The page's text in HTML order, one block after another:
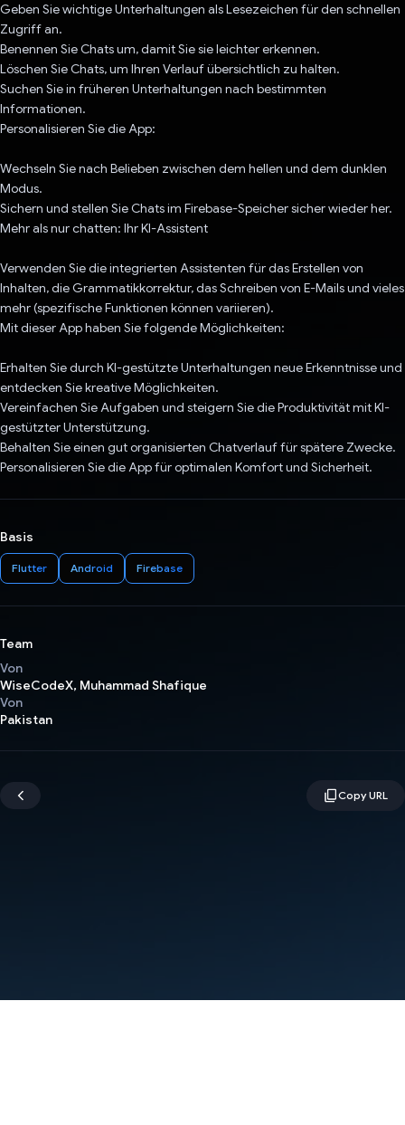
Geben Sie wichtige Unterhaltungen als Lesezeichen für den schnellen
Zugriff an.
Benennen Sie Chats um, damit Sie sie leichter erkennen.
Löschen Sie Chats, um Ihren Verlauf übersichtlich zu halten.
Suchen Sie in früheren Unterhaltungen nach bestimmten
Informationen.
Personalisieren Sie die App:
Wechseln Sie nach Belieben zwischen dem hellen und dem dunklen
Modus.
Sichern und stellen Sie Chats im Firebase-Speicher sicher wieder her.
Mehr als nur chatten: Ihr KI-Assistent
Verwenden Sie die integrierten Assistenten für das Erstellen von
Inhalten, die Grammatikkorrektur, das Schreiben von E-Mails und vieles
mehr (spezifische Funktionen können variieren).
Mit dieser App haben Sie folgende Möglichkeiten:
Erhalten Sie durch KI-gestützte Unterhaltungen neue Erkenntnisse und
entdecken Sie kreative Möglichkeiten.
Vereinfachen Sie Aufgaben und steigern Sie die Produktivität mit KI-
gestützter Unterstützung.
Behalten Sie einen gut organisierten Chatverlauf für spätere Zwecke.
Personalisieren Sie die App für optimalen Komfort und Sicherheit.
Basis
Flutter Android Firebase
Team
Von
WiseCodeX, Muhammad Shafique
Von
Pakistan